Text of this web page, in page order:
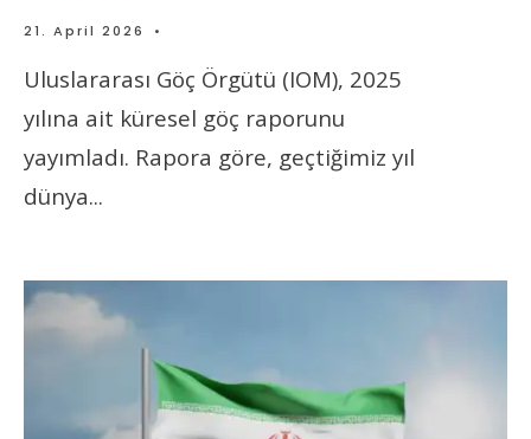
21. April 2026 •
Uluslararası Göç Örgütü (IOM), 2025
yılına ait küresel göç raporunu
yayımladı. Rapora göre, geçtiğimiz yıl
dünya...